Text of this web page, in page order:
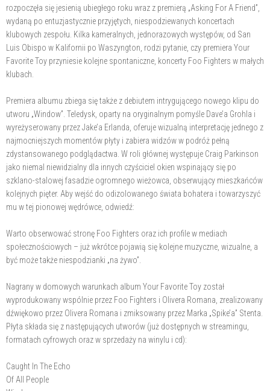
rozpoczęła się jesienią ubiegłego roku wraz z premierą „Asking For A Friend”,
wydaną po entuzjastycznie przyjętych, niespodziewanych koncertach
klubowych zespołu. Kilka kameralnych, jednorazowych występów, od San
Luis Obispo w Kalifornii po Waszyngton, rodzi pytanie, czy premiera Your
Favorite Toy przyniesie kolejne spontaniczne, koncerty Foo Fighters w małych
klubach.
Premiera albumu zbiega się także z debiutem intrygującego nowego klipu do
utworu „Window”. Teledysk, oparty na oryginalnym pomyśle Dave’a Grohla i
wyreżyserowany przez Jake’a Erlanda, oferuje wizualną interpretację jednego z
najmocniejszych momentów płyty i zabiera widzów w podróż pełną
zdystansowanego podglądactwa. W roli głównej występuje Craig Parkinson
jako niemal niewidzialny dla innych czyściciel okien wspinający się po
szklano-stalowej fasadzie ogromnego wieżowca, obserwujący mieszkańców
kolejnych pięter. Aby wejść do odizolowanego świata bohatera i towarzyszyć
mu w tej pionowej wędrówce, odwiedź:
Warto obserwować stronę Foo Fighters oraz ich profile w mediach
społecznościowych – już wkrótce pojawią się kolejne muzyczne, wizualne, a
być może także niespodzianki „na żywo”.
Nagrany w domowych warunkach album Your Favorite Toy został
wyprodukowany wspólnie przez Foo Fighters i Olivera Romana, zrealizowany
dźwiękowo przez Olivera Romana i zmiksowany przez Marka „Spike’a” Stenta.
Płyta składa się z następujących utworów (już dostępnych w streamingu,
formatach cyfrowych oraz w sprzedaży na winylu i cd):
Caught In The Echo
Of All People